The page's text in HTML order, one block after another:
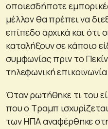
οποιεσδήποτε
μέλλον θα πρέπει να
επίπεδο αρχικά και ότι
καταλήξουν σε κάποιο
συμφωνίας πριν το
τηλεφωνική
Όταν ρωτήθηκε τι του
που ο Τραμπ
των ΗΠΑ αναφέρθηκε